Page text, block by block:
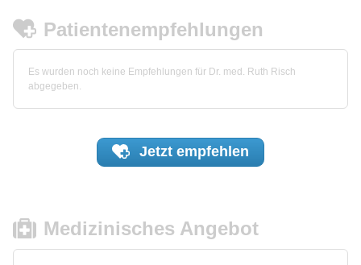
Patientenempfehlungen
Es wurden noch keine Empfehlungen für Dr. med. Ruth Risch
abgegeben.
Jetzt empfehlen
Medizinisches Angebot